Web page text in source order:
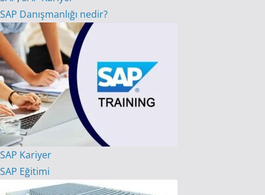
SAP Danışmanlığı nedir?
SAP Kariyer
SAP Eğitimi